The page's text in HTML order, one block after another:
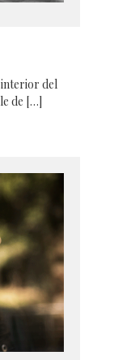
12-
interior del
de […]